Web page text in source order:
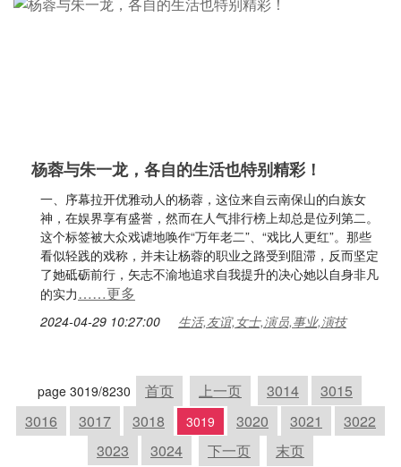
杨蓉与朱一龙，各自的生活也特别精彩！
一、序幕拉开优雅动人的杨蓉，这位来自云南保山的白族女
神，在娱界享有盛誉，然而在人气排行榜上却总是位列第二。
这个标签被大众戏谑地唤作“万年老二”、“戏比人更红”。那些
看似轻践的戏称，并未让杨蓉的职业之路受到阻滞，反而坚定
了她砥砺前行，矢志不渝地追求自我提升的决心她以自身非凡
的实力……更多
2024-04-29 10:27:00 生活,友谊,女士,演员,事业,演技
page 3019/8230 首页 上一页 3014
3015
3016
3017 3018 3019 3020 3021
3022
3023
3024 下一页 末页